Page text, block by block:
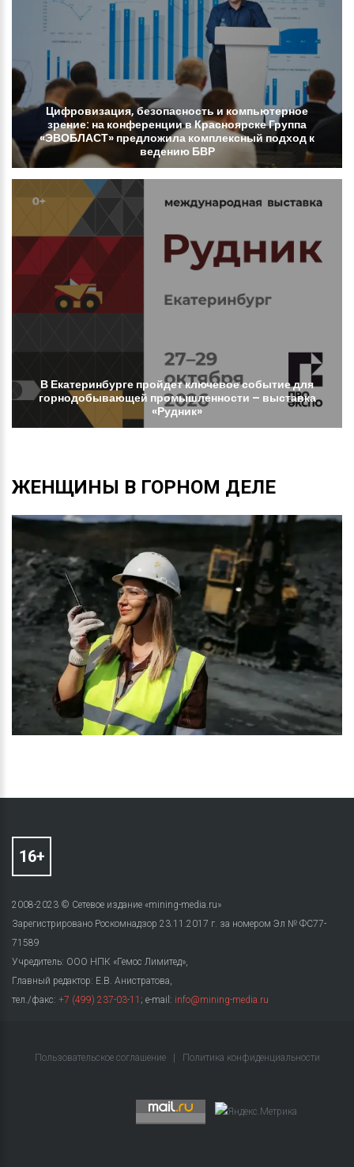
Цифровизация, безопасность и компьютерное
зрение: на конференциивКрасноярскеГруппа
«ЭВОБЛАСТ» предложила комплексный подход к
ведению БВР
В Екатеринбурге пройдетключевоесобытиедля
горнодобывающей промышленности – выставка
«Рудник»
ЖЕНЩИНЫ В ГОРНОМ ДЕЛЕ
2008-2023 © Сетевое издание «mining-media.ru»
Зарегистрировано Роскомнадзор 23.11.2017 г. за номером Эл № ФС77-
71589
Учредитель: ООО НПК «Гемос Лимитед»,
Главный редактор: Е.В. Анистратова,
тел./факс: +7 (499) 237-03-11 ; e-mail: info@mining-media.ru
Пользовательское соглашение Политика конфиденциальности